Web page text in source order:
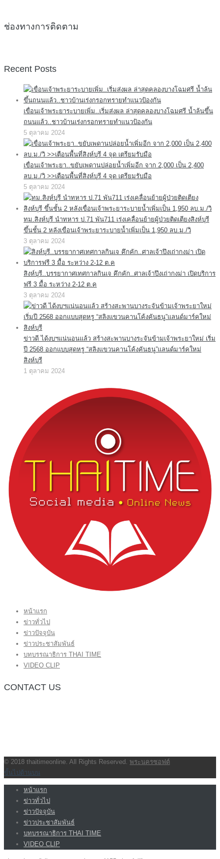
ช่องทางการติดตาม
Recent Posts
เขื่อนเจ้าพระยาระบายเพิ่ม..เริ่มส่งผล ล่าสุดคลองบางโฉมศรี น้ำล้นขึ้น
ถนนแล้ว..ชาวบ้านเร่งกรอกทรายทำแนวป้องกัน
5 ตุลาคม 2024
เขื่อนเจ้าพระยา..ขยับเพดานปล่อยน้ำเพิ่มอีก จาก 2,000 เป็น 2,400
ลบ.ม./วิ >>เตือนพื้นที่สิงห์บุรี 4 จุด เตรียมรับมือ
5 ตุลาคม 2024
ทม.สิงห์บุรี นำทหาร ป.71 พัน711 เร่งเคลื่อนย้ายผู้ป่วยติดเตียงสิงห์บุรี
ขึ้นชั้น 2 หลังเขื่อนเจ้าพระยาระบายน้ำเพิ่มเป็น 1,950 ลบ.ม./วิ
3 ตุลาคม 2024
สิงห์บุรี..บรรยากาศเทศกาลกินเจ คึกคัก..ศาลเจ้าปึงเถ่ากงม่า เปิดบริการ
ฟรี 3 มื้อ ระหว่าง 2-12 ต.ค
3 ตุลาคม 2024
ข่าวดี ได้งบฯแน่นอนแล้ว สร้างสะพานบางระจันข้ามเจ้าพระยาใหม่ เริ่ม
ปี 2568 ออกแบบสุดหรู “สลิงแขวนคานโค้งคันธนู”แลนด์มาร์คใหม่
สิงห์บุรี
1 ตุลาคม 2024
หน้าแรก
ข่าวทั่วไป
ข่าวปัจจุบัน
ข่าวประชาสัมพันธ์
บทบรรณาธิการ THAI TIME
VIDEO CLIP
CONTACT US
© 2018 thaitimeonline. All Rights Reserved. พระนครซอฟต์
ขั้นไปด้านบน
หน้าแรก
ข่าวทั่วไป
ข่าวปัจจุบัน
ข่าวประชาสัมพันธ์
บทบรรณาธิการ THAI TIME
VIDEO CLIP